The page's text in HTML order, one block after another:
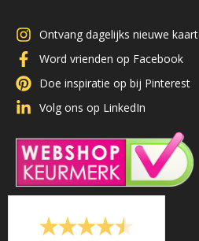
Ontvang dagelijks nieuwe
Word vrienden op Facebook
Doe inspiratie op bij Pinterest
Volg ons op LinkedIn